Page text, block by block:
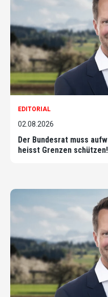
EDITORIAL
02.08.2026
Der Bundesrat muss
heisst Grenzen schützen!